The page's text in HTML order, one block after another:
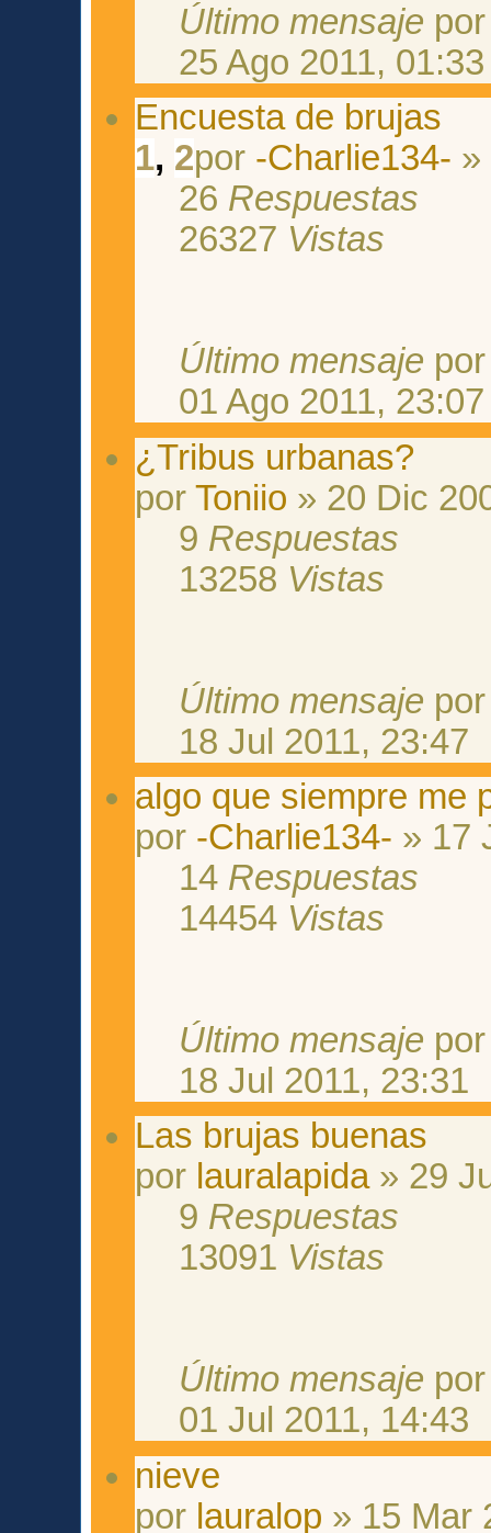
Último mensaje
25 Ago 2011, 01:33
Encuesta de brujas
1, 2por -Charlie134- »
26 Respuestas
26327 Vistas
Último mensaje
01 Ago 2011, 23:07
¿Tribus urbanas?
porToniio » 20 Dic
9 Respuestas
13258 Vistas
Último mensaje
18 Jul 2011, 23:47
algo que siempre me
por -Charlie134- » 17
14 Respuestas
14454 Vistas
Último mensaje
18 Jul 2011, 23:31
Las brujas buenas
por lauralapida» 29
9 Respuestas
13091 Vistas
Último mensaje
01 Jul 2011, 14:43
nieve
por lauralop » 15 Mar